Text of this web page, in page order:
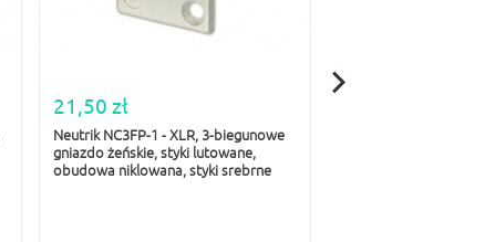
21,50 zł
Neutrik NC3FP-1 - XLR, 3-biegunowe
gniazdo żeńskie, styki lutowane,
obudowa niklowana, styki srebrne